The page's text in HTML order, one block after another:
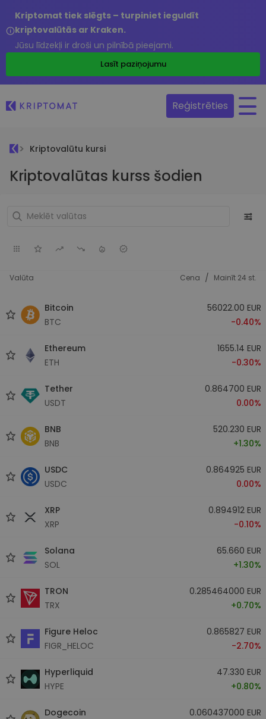
Kriptomat tiek slēgts – turpiniet ieguldīt
kriptovalūtās ar Kraken.
Jūsu līdzekļi ir droši un pilnībā pieejami.
Lasīt paziņojumu
Reģistrēties
Kriptovalūtu kursi
Kriptovalūtas kurss šodien
Valūta Cena / Mainīt 24 st.
Bitcoin
BTC
56022.00 EUR
-0.40%
Ethereum
ETH
1655.14 EUR
-0.30%
Tether
USDT
0.864700 EUR
0.00%
BNB
BNB
520.230 EUR
+1.30%
USDC
USDC
0.864925 EUR
0.00%
XRP
XRP
0.894912 EUR
-0.10%
Solana
SOL
65.660 EUR
+1.30%
TRON
TRX
0.285464000 EUR
+0.70%
Figure Heloc
FIGR_HELOC
0.865827 EUR
-2.70%
Hyperliquid
HYPE
47.330 EUR
+0.80%
Dogecoin
0.060437000 EUR